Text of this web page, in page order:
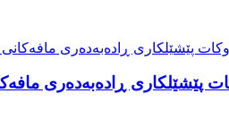
پێشێلکاری ڕادەبەدەری